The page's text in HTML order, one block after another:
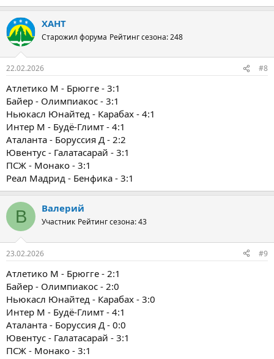
ХАНТ
Старожил форума Рейтинг сезона: 248
22.02.2026 #8
Атлетико М - Брюгге - 3:1
Байер - Олимпиакос - 3:1
Ньюкасл Юнайтед - Карабах - 4:1
Интер М - Будё-Глимт - 4:1
Аталанта - Боруссия Д - 2:2
Ювентус - Галатасарай - 3:1
ПСЖ - Монако - 3:1
Реал Мадрид - Бенфика - 3:1
В Валерий
Участник Рейтинг сезона: 43
23.02.2026 #9
Атлетико М - Брюгге - 2:1
Байер - Олимпиакос - 2:0
Ньюкасл Юнайтед - Карабах - 3:0
Интер М - Будё-Глимт - 4:1
Аталанта - Боруссия Д - 0:0
Ювентус - Галатасарай - 3:1
ПСЖ - Монако - 3:1